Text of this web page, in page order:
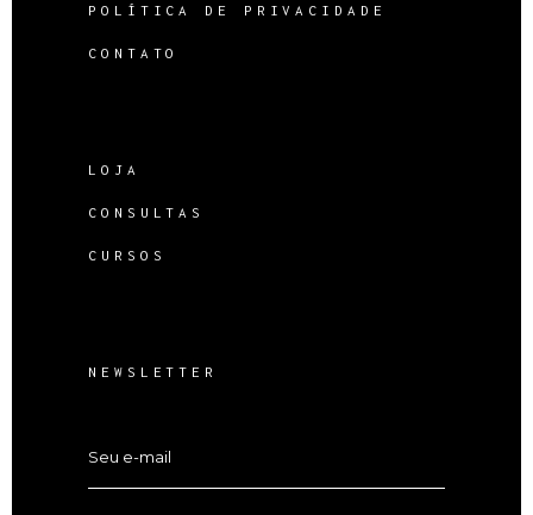
POLÍTICA DE PRIVACIDADE
CONTATO
LOJA
CONSULTAS
CURSOS
NEWSLETTER